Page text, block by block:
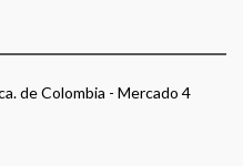
de Colombia - Mercado 4